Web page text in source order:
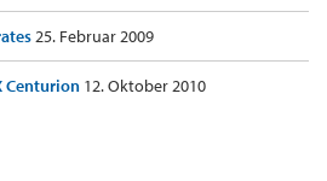
25. Februar 2009
Centurion 12. Oktober 2010